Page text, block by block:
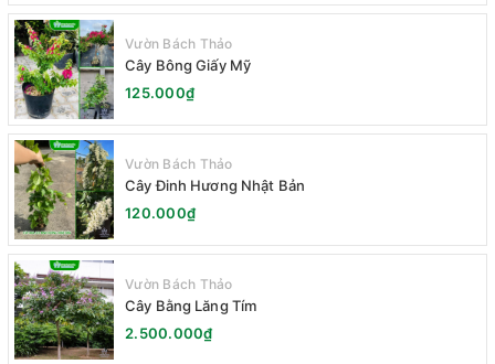
Vườn Bách Thảo
Cây Bông Giấy Mỹ
125.000₫
Vườn Bách Thảo
Cây Đinh Hương Nhật Bản
120.000₫
Vườn Bách Thảo
Cây Bằng Lăng Tím
2.500.000₫